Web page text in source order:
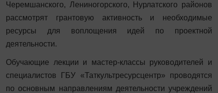
Черемшанского, Лениногорского, Нурлатского районов
рассмотрят грантовую активность и необходимые
ресурсы для воплощения идей по проектной
деятельности.
Обучающие лекции и мастер-классы руководителей и
специалистов ГБУ «Таткультресурсцентр» проводятся
по основным направлениям деятельности учреждений